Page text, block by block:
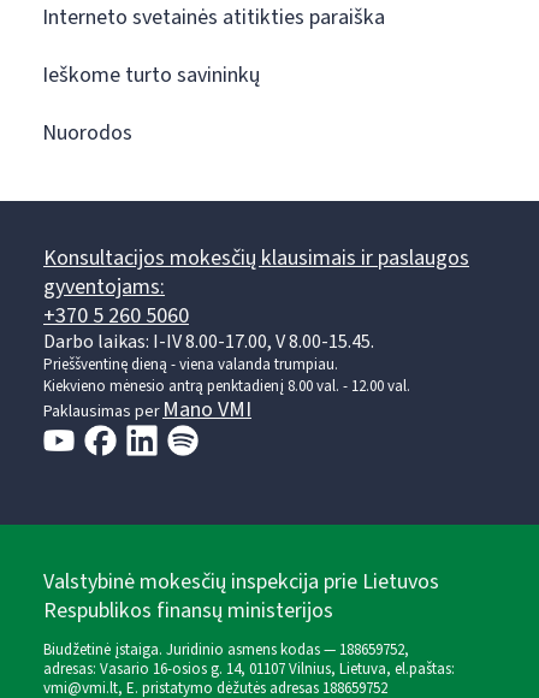
Interneto svetainės atitikties paraiška
Ieškome turto savininkų
Nuorodos
Konsultacijos mokesčių klausimais ir paslaugos
gyventojams:
+370 5 260 5060
Darbo laikas: I-IV 8.00-17.00, V 8.00-15.45.
Prieššventinę dieną - viena valanda trumpiau.
Kiekvieno mėnesio antrą penktadienį 8.00 val. - 12.00 val.
Paklausimas per Mano VMI
Valstybinė mokesčių inspekcija prie Lietuvos
Respublikos finansų ministerijos
Biudžetinė įstaiga. Juridinio asmens kodas — 188659752,
adresas: Vasario 16-osios g. 14, 01107 Vilnius, Lietuva, el.paštas:
vmi@vmi.lt, E. pristatymo dėžutės adresas 188659752